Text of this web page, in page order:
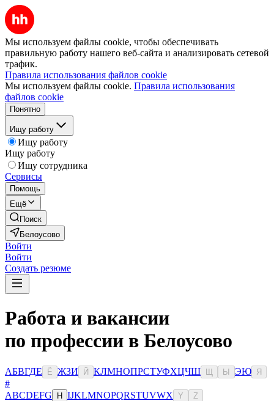
Мы используем файлы cookie, чтобы обеспечивать
правильную работу нашего веб-сайта и анализировать сетевой
трафик.
Правила использования файлов cookie
Мы используем файлы cookie. Правила использования
файлов cookie
Понятно
Ищу работу
Ищу работу
Ищу работу
Ищу сотрудника
Сервисы
Помощь
Ещё
Поиск
Белоусово
Войти
Войти
Создать резюме
Работа и вакансии
по профессии в Белоусово
АБВГДЕ Ё ЖЗИ Й КЛМНОПРСТУФХЦЧШ Ы ЭЮ Я
#
ABCDEFG H IJKLMNOPQRSTUVWX Y Z